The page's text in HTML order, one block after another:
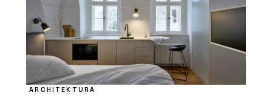
ARCHITEKTURA